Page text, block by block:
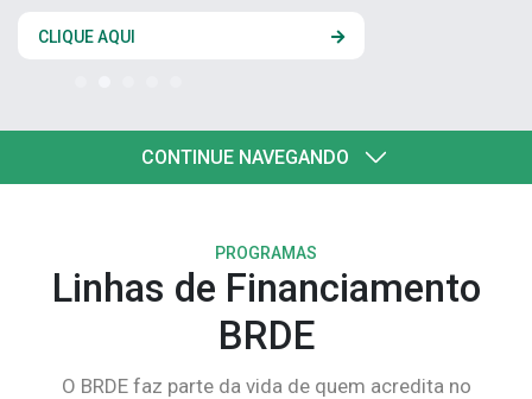
CLIQUE AQUI
CONTINUE NAVEGANDO
PROGRAMAS
Linhas de Financiamento
BRDE
O BRDE faz parte da vida de quem acredita no